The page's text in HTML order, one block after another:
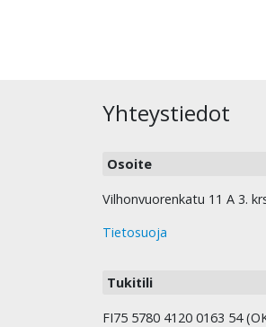
Yhteystiedot
Osoite
Vilhonvuorenkatu 11 A 3.
Tietosuoja
Tukitili
FI75 5780 4120 0163 54